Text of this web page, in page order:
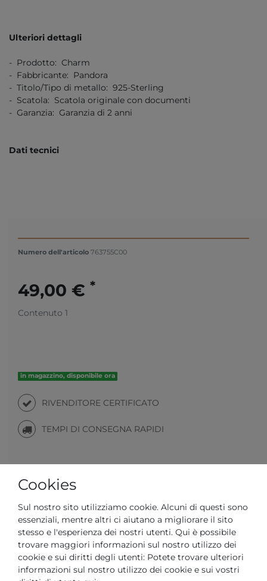
Ulteriori dettagli
- Prodotto: Charm
- Fabbricante: Pandora
- Titolo/Tipo di metallo: 925-Sterling
- Scatola: Scatola originale con documenti
- Garanzia: Garanzia di 2 anni
Dati tecnici
Numero dell'articolo 763755C00
49,00 € *
Contenuto 1
in magazzino, disponibile ora
RIVENDITORE CERTIFICATO
TEMPI DI CONSEGNA RAPIDI
47,53 € *
Lista dei desideri Domanda su un articolo
Cookies
Sul nostro sito utilizziamo cookie. Alcuni di questi sono
essenziali, mentre altri ci aiutano a migliorare il sito
stesso e l'esperienza dei nostri utenti. Qui è possibile
trovare maggiori informazioni sul nostro utilizzo dei
cookie e sui diritti degli utenti: Potete trovare ulteriori
informazioni sul nostro utilizzo dei cookie e sui vostri